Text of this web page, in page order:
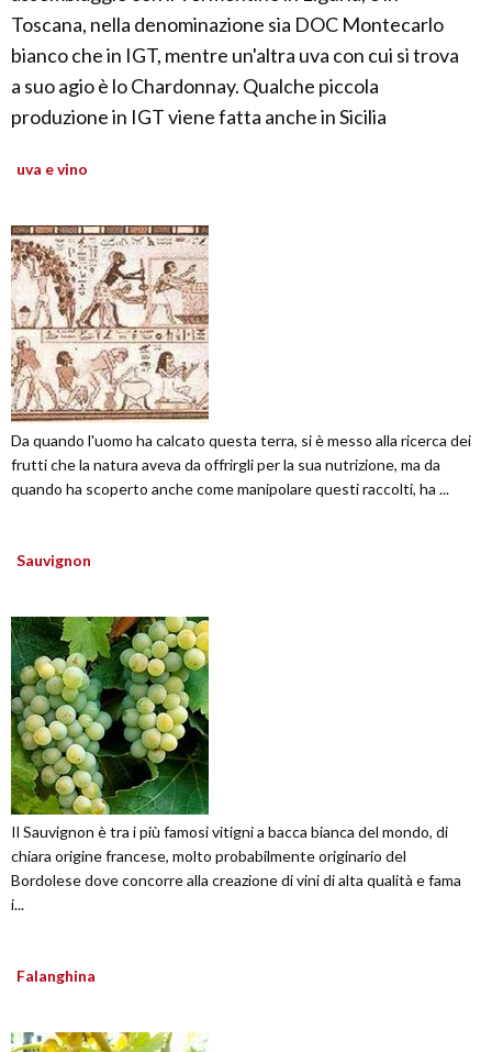
Toscana, nella denominazione sia DOC Montecarlo
bianco che in IGT, mentre un'altra uva con cui si trova
a suo agio è lo Chardonnay. Qualche piccola
produzione in IGT viene fatta anche in Sicilia
uva e vino
Da quando l'uomo ha calcato questa terra, si è messo alla ricerca dei
frutti che la natura aveva da offrirgli per la sua nutrizione, ma da
quando ha scoperto anche come manipolare questi raccolti, ha ...
Sauvignon
Il Sauvignon è tra i più famosi vitigni a bacca bianca del mondo, di
chiara origine francese, molto probabilmente originario del
Bordolese dove concorre alla creazione di vini di alta qualità e fama
i...
Falanghina